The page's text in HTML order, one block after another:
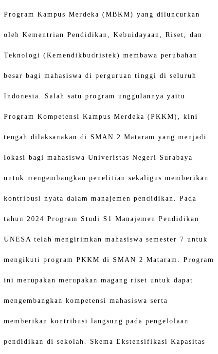
Program Kampus Merdeka (MBKM) yang diluncurkan
oleh Kementrian Pendidikan, Kebuidayaan, Riset, dan
Teknologi (Kemendikbudristek) membawa perubahan
besar bagi mahasiswa di perguruan tinggi di seluruh
Indonesia. Salah satu program unggulannya yaitu
Program Kompetensi Kampus Merdeka (PKKM), kini
tengah dilaksanakan di SMAN 2 Mataram yang menjadi
lokasi bagi mahasiswa Univeristas Negeri Surabaya
untuk mengembangkan penelitian sekaligus memberikan
kontribusi nyata dalam manajemen pendidikan. Pada
tahun 2024 Program Studi S1 Manajemen Pendidikan
UNESA telah mengirimkan mahasiswa semester 7 untuk
mengikuti program PKKM di SMAN 2 Mataram. Program
ini merupakan merupakan magang riset untuk dapat
mengembangkan kompetensi mahasiswa serta
memberikan kontribusi langsung pada pengelolaan
pendidikan di sekolah. Skema Ekstensifikasi Kapasitas